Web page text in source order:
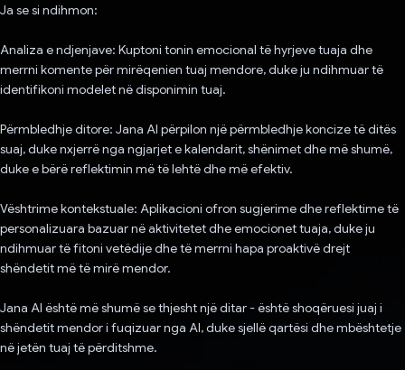
Ja se si ndihmon:
Analiza e ndjenjave: Kuptoni tonin emocional të hyrjeve tuaja dhe
merrni komente për mirëqenien tuaj mendore, duke ju ndihmuar të
identifikoni modelet në disponimin tuaj.
Përmbledhje ditore: Jana AI përpilon një përmbledhje koncize të ditës
suaj, duke nxjerrë nga ngjarjet e kalendarit, shënimet dhe më shumë,
duke e bërë reflektimin më të lehtë dhe më efektiv.
Vështrime kontekstuale: Aplikacioni ofron sugjerime dhe reflektime të
personalizuara bazuar në aktivitetet dhe emocionet tuaja, duke ju
ndihmuar të fitoni vetëdije dhe të merrni hapa proaktivë drejt
shëndetit më të mirë mendor.
Jana AI është më shumë se thjesht një ditar - është shoqëruesi juaj i
shëndetit mendor i fuqizuar nga AI, duke sjellë qartësi dhe mbështetje
në jetën tuaj të përditshme.